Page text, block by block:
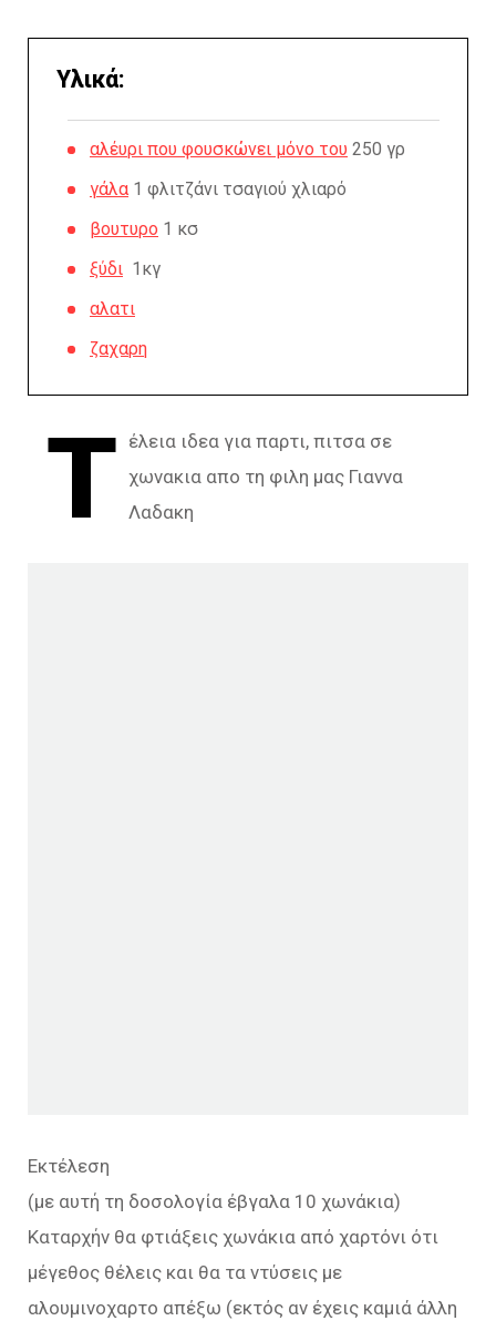
Υλικά:
αλέυρι που φουσκώνει μόνο του 250 γρ
γάλα 1 φλιτζάνι τσαγιού χλιαρό
βουτυρο 1 κσ
ξύδι 1κγ
αλατι
ζαχαρη
Τ έλεια ιδεα για παρτι, πιτσα σε
χωνακια απο τη φιλη μας Γιαννα
Λαδακη
Εκτέλεση
(με αυτή τη δοσολογία έβγαλα 10 χωνάκια)
Καταρχήν θα φτιάξεις χωνάκια από χαρτόνι ότι
μέγεθος θέλεις και θα τα ντύσεις με
αλουμινοχαρτο απέξω (εκτός αν έχεις καμιά άλλη